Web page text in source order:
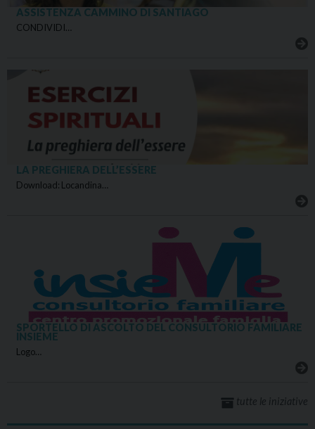
ASSISTENZA CAMMINO DI SANTIAGO
CONDIVIDI…
LA PREGHIERA DELL’ESSERE
Download: Locandina…
SPORTELLO DI ASCOLTO DEL CONSULTORIO FAMILIARE
INSIEME
Logo…
tutte le iniziative